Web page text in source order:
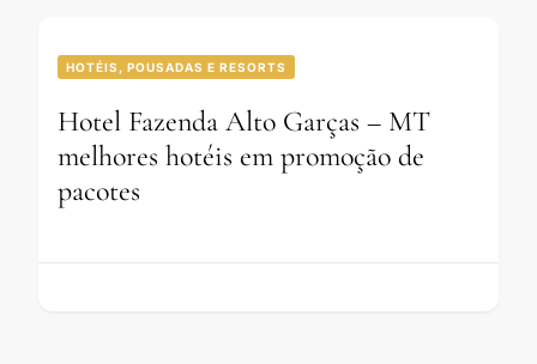
HOTÉIS, POUSADAS E RESORTS
Hotel Fazenda Alto Garças – MT
melhores hotéis em promoção de
pacotes